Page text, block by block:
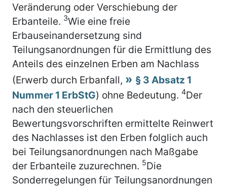
Veränderung oder Verschiebung der
Erbanteile. 3Wie eine freie
Erbauseinandersetzung sind
Teilungsanordnungen für die Ermittlung des
Anteils des einzelnen Erben am Nachlass
(Erwerb durch Erbanfall,
§ 3 Absatz 1
Nummer 1 ErbStG) ohne Bedeutung. 4Der
nach den steuerlichen
Bewertungsvorschriften ermittelte Reinwert
des Nachlasses ist den Erben folglich auch
bei Teilungsanordnungen nach Maßgabe
der Erbanteile zuzurechnen. 5Die
Sonderregelungen für Teilungsanordnungen